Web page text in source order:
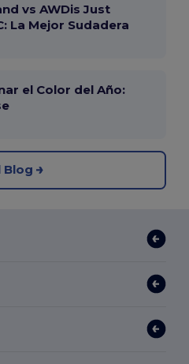
vs AWDis Just
La Mejor Sudadera
el Color del Año:
Blog